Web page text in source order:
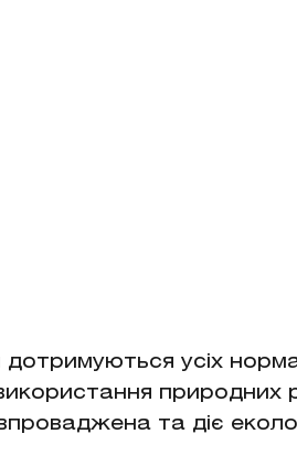
дотримуються усіх
природних
та діє